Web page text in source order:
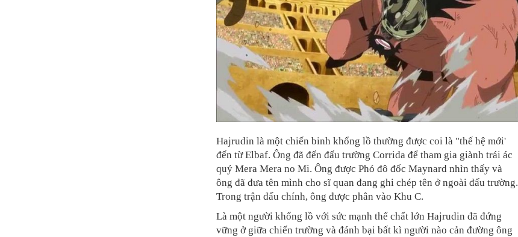
Hajrudin là một chiến binh khổng lồ thường được coi là "thế hệ mới'
đến từ Elbaf. Ông đã đến đấu trường Corrida để tham gia giành trái ác
quỷ Mera Mera no Mi. Ông được Phó đô đốc Maynard nhìn thấy và
ông đã đưa tên mình cho sĩ quan đang ghi chép tên ở ngoài đấu trường.
Trong trận đấu chính, ông được phân vào Khu C.
Là một người khổng lồ với sức mạnh thể chất lớn Hajrudin đã đứng
vững ở giữa chiến trường và đánh bại bất kì người nào cản đường ông